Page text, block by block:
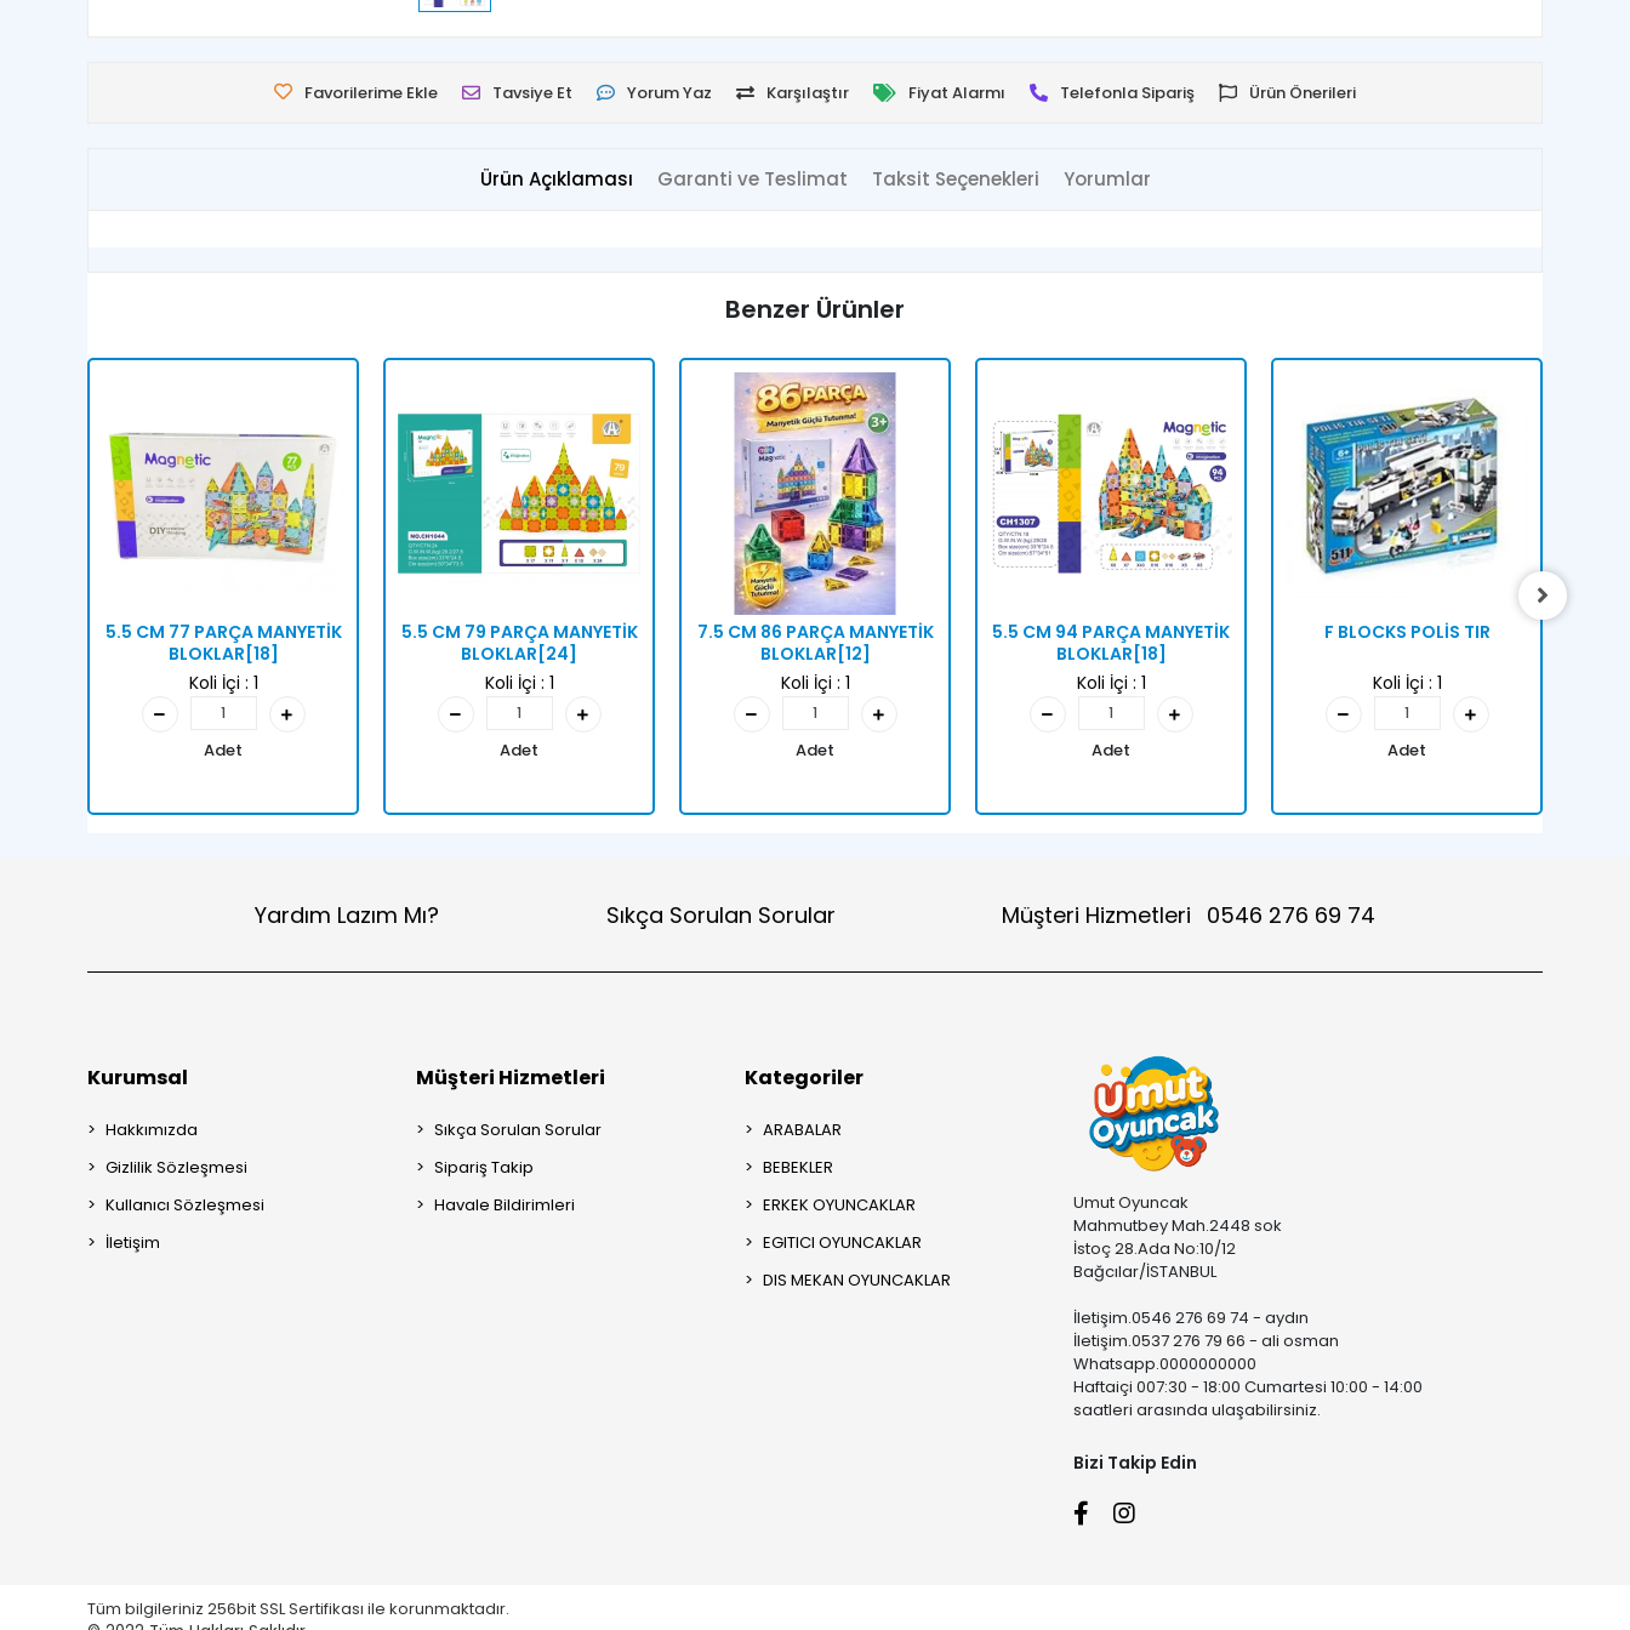
Favorilerime Ekle Tavsiye Et Yorum Yaz Karşılaştır Fiyat Alarmı Telefonla Sipariş Ürün Önerileri
Ürün Açıklaması Garanti ve Teslimat Taksit Seçenekleri Yorumlar
Benzer Ürünler
5.5 CM 77 PARÇA MANYETİK
BLOKLAR[18]
Koli İçi : 1
Adet
5.5 CM 79 PARÇA MANYETİK
BLOKLAR[24]
Koli İçi : 1
Adet
7.5 CM 86 PARÇA MANYETİK
BLOKLAR[12]
Koli İçi : 1
Adet
5.5 CM 94 PARÇA MANYETİK
BLOKLAR[18]
Koli İçi : 1
Adet
F BLOCKS POLİS TIR
Koli İçi : 1
Adet
Yardım Lazım Mı? Sıkça Sorulan Sorular Müşteri Hizmetleri 0546 276 69 74
Kurumsal
Hakkımızda
Gizlilik Sözleşmesi
Kullanıcı Sözleşmesi
İletişim
Müşteri Hizmetleri
Sıkça Sorulan Sorular
Sipariş Takip
Havale Bildirimleri
Kategoriler
ARABALAR
BEBEKLER
ERKEK OYUNCAKLAR
EGITICI OYUNCAKLAR
DIS MEKAN OYUNCAKLAR
Umut Oyuncak
Mahmutbey Mah.2448 sok
İstoç 28.Ada No:10/12
Bağcılar/İSTANBUL
İletişim.0546 276 69 74 - aydın
İletişim.0537 276 79 66 - ali osman
Whatsapp.0000000000
Haftaiçi 007:30 - 18:00 Cumartesi 10:00 - 14:00
saatleri arasında ulaşabilirsiniz.
Bizi Takip Edin
Tüm bilgileriniz 256bit SSL Sertifikası ile korunmaktadır.